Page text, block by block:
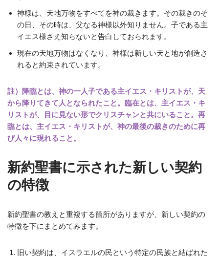
神様は、天地万物をすべてを神の裁きます。その裁きのそ
の日、その時は、父なる神様以外知りません。子である主
イエス様さえ知らないと告白しておられます。
現在の天地万物はなくなり、神様は新しい天と地が創造さ
れると約束されています。
註）降臨とは、神の一人子である主イエス・キリストが、天
から降りてきて人となられたこと。臨在とは、主イエス・キ
リストが、目に見ない形でクリスチャンと共にいること。再
臨とは、主イエス・キリストが、神の最後の裁きのために再
び人々に現れること。
新約聖書に示された新しい契約
の特徴
新約聖書の教えと重複する箇所がありますが、新しい契約の
特徴を下にまとめてみます。
旧い契約は、イスラエルの民という特定の民族と結ばれた